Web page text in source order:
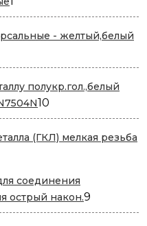
товар
- желтый,белый
полукр.гол.,белый
10
товаров
(ГКЛ) мелкая резьба
соединения
острый након.9
товаров